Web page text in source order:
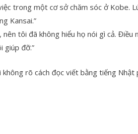
trong một cơ sở chăm sóc ở Kobe.
Kansai.”
tôi đã không hiểu họ nói gì cả.
giúp đỡ.”
rõ cách đọc viết bằng tiếng